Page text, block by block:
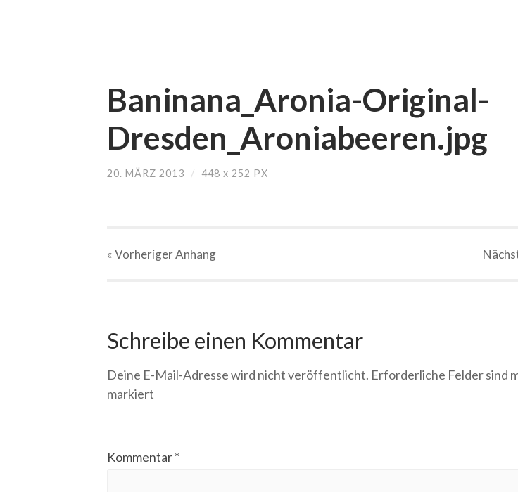
Baninana_Aronia-Original-
Dresden_Aroniabeeren.jpg
20. MÄRZ 2013 / 448 x 252 PX
« VorherigerAnhang
Schreibe einen Kommentar
Deine E-Mail-Adresse wird nicht veröffentlicht. Erforderliche Felder sind
markiert
Kommentar*